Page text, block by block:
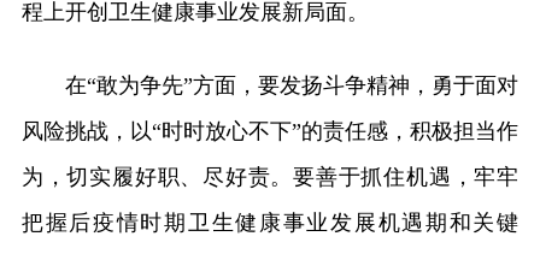
程上开创卫生健康事业发展新局面。
在“敢为争先”方面，要发扬斗争精神，勇于面对
风险挑战，以“时时放心不下”的责任感，积极担当作
为，切实履好职、尽好责。要善于抓住机遇，牢牢
把握后疫情时期卫生健康事业发展机遇期和关键